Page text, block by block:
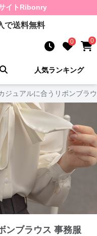
イト Ribonry
で送料無料
0 0
人気ランキング
ジュアルに合うリボンブラ
ンブラウス 事務服